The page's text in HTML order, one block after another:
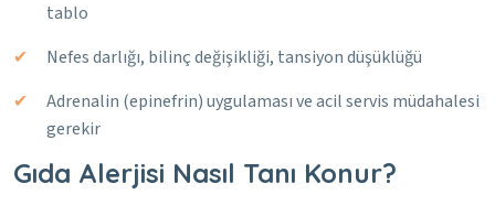
tablo
Nefes darlığı, bilinç değişikliği, tansiyon düşüklüğü
Adrenalin (epinefrin) uygulaması ve acil servis müdahalesi
gerekir
Gıda Alerjisi Nasıl Tanı Konur?